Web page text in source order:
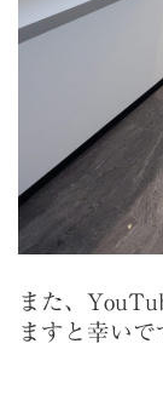
また、
ますと幸いで